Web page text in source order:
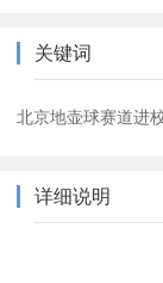
关键词
北京地壶球赛道进
详细说明